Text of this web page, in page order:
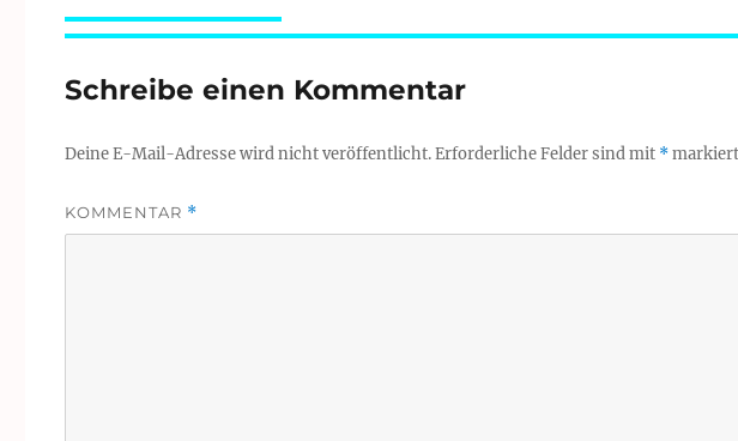
Schreibe einen Kommentar
Deine E-Mail-Adresse wird nicht veröffentlicht. Erforderliche Felder sind mit *markiert
KOMMENTAR *